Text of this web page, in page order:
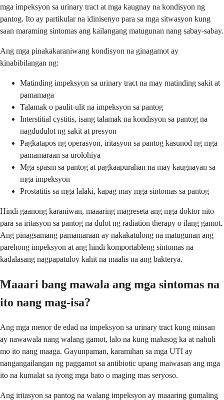
mga impeksyon sa urinary tract at mga kaugnay na kondisyon ng
pantog. Ito ay partikular na idinisenyo para sa mga sitwasyon kung
saan maraming sintomas ang kailangang matugunan nang sabay-sabay.
Ang mga pinakakaraniwang kondisyon na ginagamot ay
kinabibilangan ng:
Matinding impeksyon sa urinary tract na may matinding sakit at
pamamaga
Talamak o paulit-ulit na impeksyon sa pantog
Interstitial cystitis, isang talamak na kondisyon sa pantog na
nagdudulot ng sakit at presyon
Pagkatapos ng operasyon, iritasyon sa pantog kasunod ng mga
pamamaraan sa urolohiya
Mga spasm sa pantog at pagkaapurahan na may kaugnayan sa
mga impeksyon
Prostatitis sa mga lalaki, kapag may mga sintomas sa pantog
Hindi gaanong karaniwan, maaaring magreseta ang mga doktor nito
para sa iritasyon sa pantog na dulot ng radiation therapy o ilang gamot.
Ang pinagsamang pamamaraan ay nakakatulong na matugunan ang
parehong impeksyon at ang hindi komportableng sintomas na
kadalasang nagpapatuloy kahit na maalis na ang bakterya.
Maaari bang mawala ang mga sintomas na
ito nang mag-isa?
Ang mga menor de edad na impeksyon sa urinary tract kung minsan
ay nawawala nang walang gamot, lalo na kung malusog ka at nahuli
mo ito nang maaga. Gayunpaman, karamihan sa mga UTI ay
nangangailangan ng paggamot sa antibiotic upang maiwasan ang mga
ito na kumalat sa iyong mga bato o maging mas seryoso.
Ang iritasyon sa pantog na walang impeksyon ay maaaring gumaling